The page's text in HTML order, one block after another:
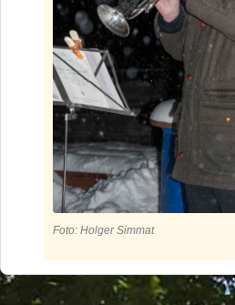
Foto: Holger Simmat